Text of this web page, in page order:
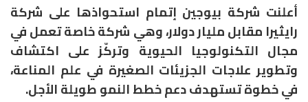
أعلنت شركة بيوجين إتمام استحواذها على شركة
رايثيرا مقابل مليار دولار، وهي شركة خاصة تعمل في
مجال التكنولوجيا الحيوية وتركّز على اكتشاف
وتطوير علاجات الجزيئات الصغيرة في علم المناعة،
في خطوة تستهدف دعم خطط النمو طويلة الأجل.